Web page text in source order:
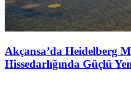
Akçansa’da Heidelberg
Hissedarlığında Güçlü